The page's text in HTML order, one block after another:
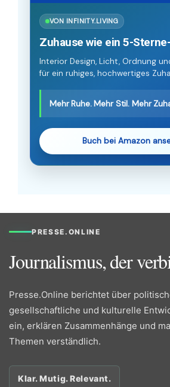
VON INFINITY.LIVING
Zuhause wie ein 5-
Interior Design, Licht, Ordnung
für ein ruhiges, hochwertiges
Mehr Ruhe. Mehr Stil. Mehr
Buch bei Amazon
PRESSE.ONLINE
Journalismus, der
Presse.Online berichtet über
gesellschaftliche und kulturelle
ein, erklären Zusammenhänge und
Themen verständlich.
Klar. Mutig. Relevant.